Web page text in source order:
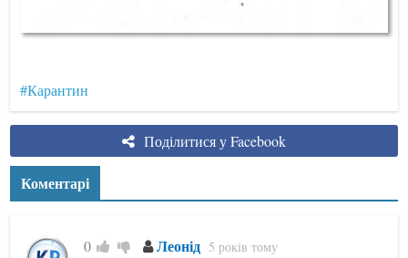
#Карантин
Поділитися у Facebook
Коментарі
0 Леонід 5 років тому